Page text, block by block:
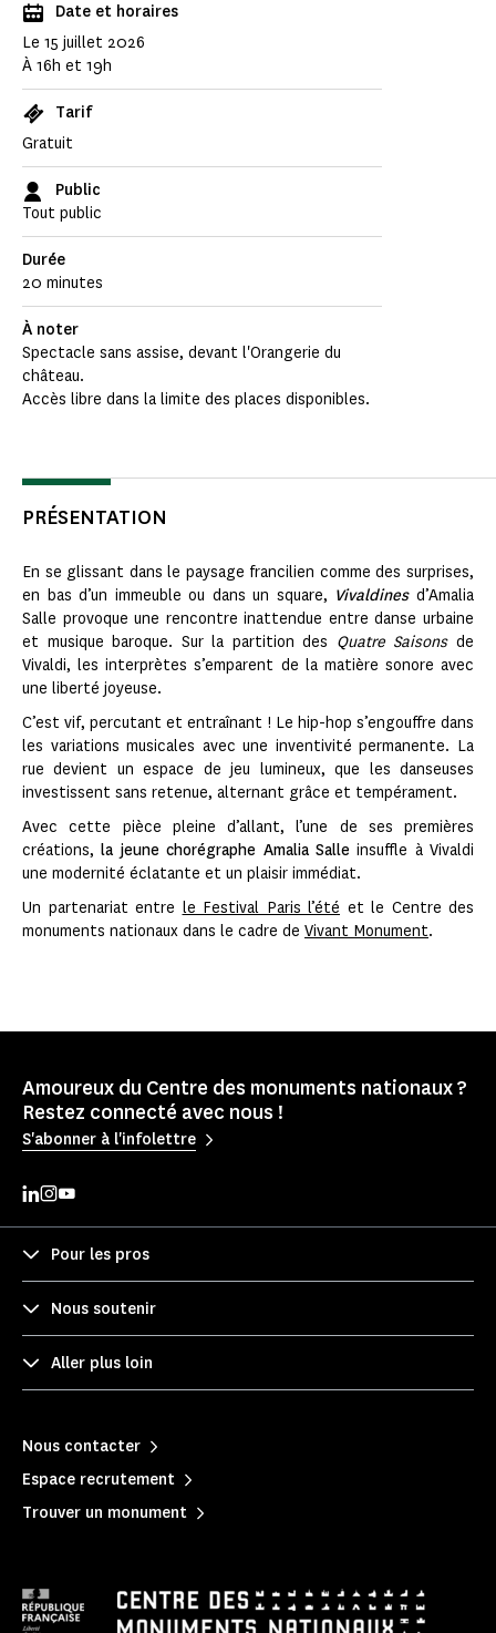
Date et horaires
Le 15 juillet 2026
À 16h et 19h
Tarif
Gratuit
Public
Tout public
Durée
20 minutes
À noter
Spectacle sans assise, devant l'Orangerie du
château.
Accès libre dans la limite des places disponibles.
PRÉSENTATION
En se glissant dans le paysage francilien comme des surprises,
en bas d’un immeuble ou dans un square, Vivaldinesd’Amalia
Salle provoque une rencontre inattendue entre danse urbaine
et musique baroque. Sur la partition des Quatre Saisonsde
Vivaldi, les interprètes s’emparent de la matière sonore avec
une liberté joyeuse.
C’est vif, percutant et entraînant ! Le hip-hop s’engouffre dans
les variations musicales avec une inventivité permanente. La
rue devient un espace de jeu lumineux, que les danseuses
investissent sans retenue, alternant grâce et tempérament.
Avec cette pièce pleine d’allant, l’une de ses premières
créations,la jeune chorégraphe Amalia Salle insuffle à Vivaldi
une modernité éclatante et un plaisir immédiat.
Un partenariat entre le Festival Paris l’été et le Centre des
monuments nationaux dans le cadre de Vivant Monument.
Amoureux du Centre des monuments nationaux ?
Restez connecté avec nous !
S'abonner à l'infolettre
Pour les pros
Nous soutenir
Aller plus loin
Nous contacter
Espace recrutement
Trouver un monument